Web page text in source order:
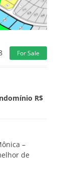
For Sale
R$
–
de